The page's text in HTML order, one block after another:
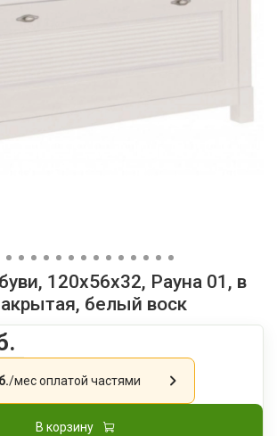
120x56x32, Рауна 01, в
белый воск
/месоплатой частями
В корзину